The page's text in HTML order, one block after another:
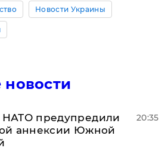
Новости Украины
НАТО предупредили
аннексии Южной
20:35